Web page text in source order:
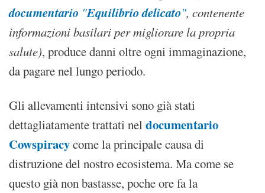
documentario "Equilibrio delicato", contenente
informazioni basilari per migliorare la propria
salute), produce danni oltre ogni immaginazione,
da pagare nel lungo periodo.
Gli allevamenti intensivi sono già stati
dettagliatamente trattati nel documentario
Cowspiracycome la principale causa di
distruzione del nostro ecosistema. Ma come se
questo già non bastasse, poche ore fa la